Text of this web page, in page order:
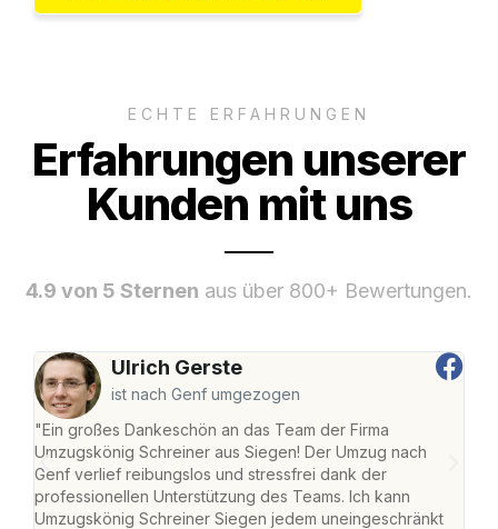
ECHTE ERFAHRUNGEN
Erfahrungen unserer
Kunden mit uns
4.9 von 5 Sternen aus über 800+ Bewertungen.
Ulrich Gerste
ist nach Genf umgezogen
"Ein großes Dankeschön an das Team der Firma
Umzugskönig Schreiner aus Siegen! Der Umzug nach
Genf verlief reibungslos und stressfrei dank der
professionellen Unterstützung des Teams. Ich kann
Umzugskönig Schreiner Siegen jedem uneingeschränkt